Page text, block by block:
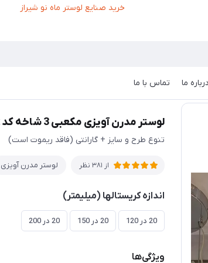
درباره ما تماس با ما
آویزی مکعبی 3 شاخه کد 4512_1
لوستر مدرن آویزی مکعبی 3 شاخه کد 4512_1
تنوع طرح و سایز + گارانتی (فاقد ریموت است)
از 381 نظر لوستر مدرن آویزی
اندازه کریستالها (میلیمتر)
20 در 120 20 در 150 20 در 200
ویژگی‌ها